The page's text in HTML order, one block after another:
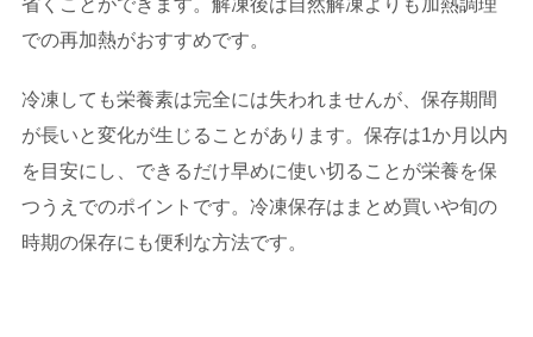
省くことができます。解凍後は自然解凍よりも加熱調理
での再加熱がおすすめです。
冷凍しても栄養素は完全には失われませんが、保存期間
が長いと変化が生じることがあります。保存は1か月以内
を目安にし、できるだけ早めに使い切ることが栄養を保
つうえでのポイントです。冷凍保存はまとめ買いや旬の
時期の保存にも便利な方法です。